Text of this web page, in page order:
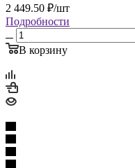
2 449.50 ₽/шт
Подробности
В корзину